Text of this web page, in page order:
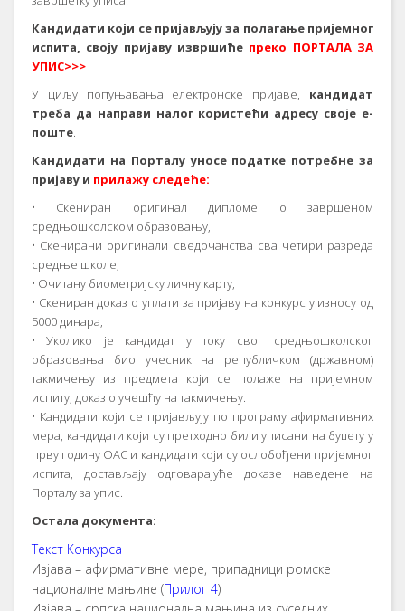
Кандидати који се пријављују за полагање пријемног
испита, своју пријаву извршиће преко ПОРТАЛА ЗА
УПИС>>>
У циљу попуњавања електронске пријаве, кандидат
треба да направи налог користећи адресу своје е-
поште.
Кандидати на Порталу уносе податке потребне за
пријаву и прилажу следеће:
• Скениран оригинал дипломе о завршеном
средњошколском образовању,
• Скенирани оригинали сведочанства сва четири разреда
средње школе,
• Очитану биометријску личну карту,
• Скениран доказ о уплати за пријаву на конкурс у износу од
5000 динара,
• Уколико је кандидат у току свог средњошколског
образовања био учесник на републичком (државном)
такмичењу из предмета који се полаже на пријемном
испиту, доказ о учешћу на такмичењу.
• Кандидати који се пријављују по програму афирмативних
мера, кандидати који су претходно били уписани на буџету у
прву годину ОАС и кандидати који су ослобођени пријемног
испита, достављају одговарајуће доказе наведене на
Порталу за упис.
Остала документа:
Текст Конкурса
Изјава – афирмативне мере, припадници ромске
националне мањине (Прилог 4)